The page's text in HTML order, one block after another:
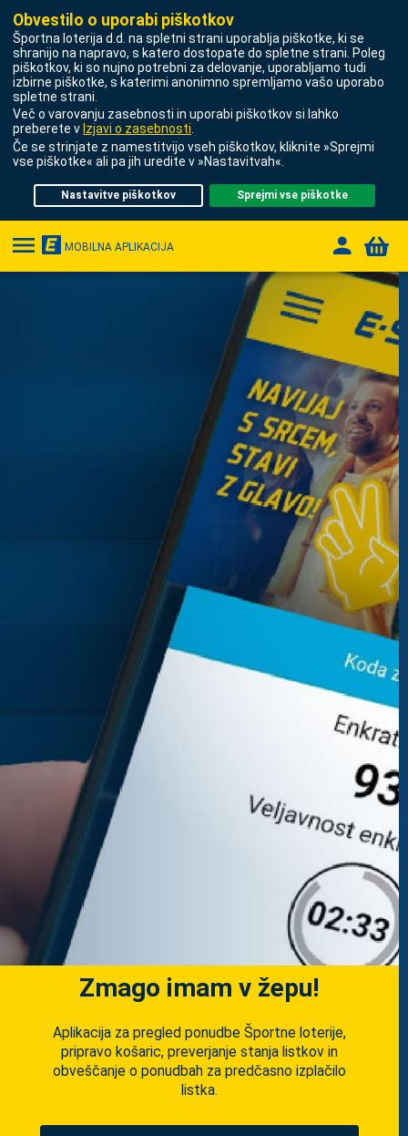
STAVE
V ŽIVO
E-IGRE
LUCKY 7
STAVE NA ŠTEVILKE
Odgovorno igranje
Mobilna aplikacija
Obvestilo o uporabi piškotkov
Športna loterija d.d. na spletni strani uporablja piškotke, ki se
shranijo na napravo, s katero dostopate do spletne strani. Poleg
piškotkov, ki so nujno potrebni za delovanje, uporabljamo tudi
izbirne piškotke, s katerimi anonimno spremljamo vašo uporabo
spletne strani.
Več o varovanju zasebnosti in uporabi piškotkov si lahko
preberete v Izjavi o zasebnosti
Če se strinjate z namestitvijo vseh piškotkov, kliknite »Sprejmi
vse piškotke« ali pa jih uredite v »Nastavitvah«.
Nastavitve piškotkov Sprejmi vse piškotke
MOBILNA APLIKACIJA
Zmago imam v žepu!
Aplikacija za pregled ponudbe Športne loterije,
pripravo košaric, preverjanje stanja listkov in
obveščanje o ponudbah za predčasno izplačilo
listka.